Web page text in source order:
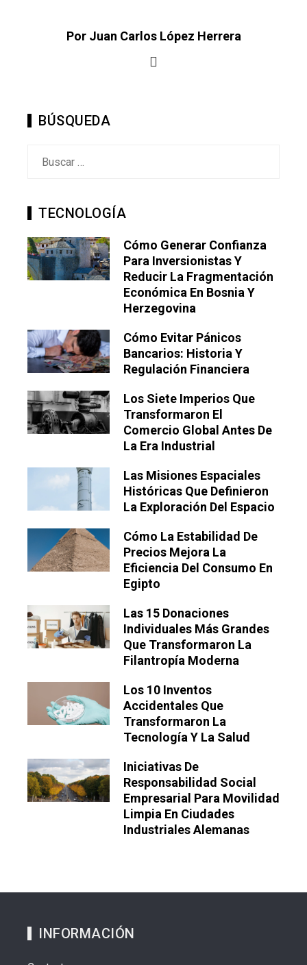
Por Juan Carlos López Herrera
BÚSQUEDA
TECNOLOGÍA
Cómo Generar Confianza
Para Inversionistas Y
Reducir La Fragmentación
Económica En Bosnia Y
Herzegovina
Cómo Evitar Pánicos
Bancarios: Historia Y
Regulación Financiera
Los Siete Imperios Que
Transformaron El
Comercio Global Antes De
La Era Industrial
Las Misiones Espaciales
Históricas Que Definieron
La Exploración Del Espacio
Cómo La Estabilidad De
Precios Mejora La
Eficiencia Del Consumo En
Egipto
Las 15 Donaciones
Individuales Más Grandes
Que Transformaron La
Filantropía Moderna
Los 10 Inventos
Accidentales Que
Transformaron La
Tecnología Y La Salud
Iniciativas De
Responsabilidad Social
Empresarial Para Movilidad
Limpia En Ciudades
Industriales Alemanas
INFORMACIÓN